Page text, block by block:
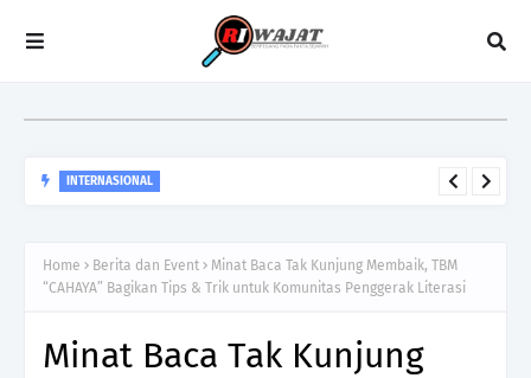
INTERNASIONAL
Home Berita dan Event
Minat Baca Tak Kunjung Membaik, TBM
“CAHAYA” Bagikan Tips & Trik untuk Komunitas Penggerak Literasi
Minat Baca Tak Kunjung